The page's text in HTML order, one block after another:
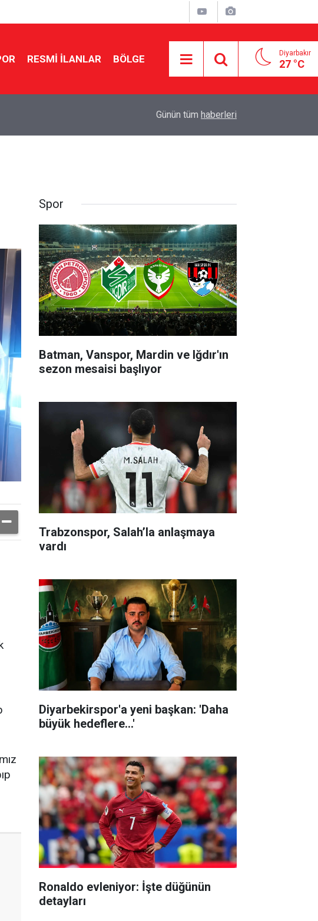
RESMI İLANLAR BÖLGE Diyarbakır
27 °C
MGK’den çözüm süreci mesajı: Tarihi bir
Günün tüm haberleri
Spor
Batman, Vanspor, Mardin ve Iğdır'ın
sezon mesaisi başlıyor
Trabzonspor, Salah’la anlaşmaya
vardı
Diyarbekirspor'a yeni başkan: 'Daha
büyük hedeflere...'
Ronaldo evleniyor: İşte düğünün
detayları